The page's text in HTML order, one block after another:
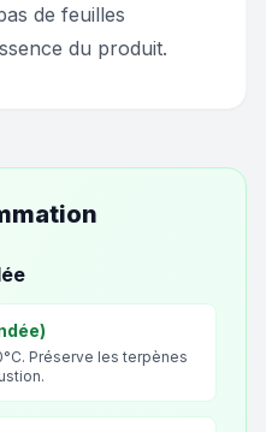
de feuilles
du produit.
Préserve les terpènes